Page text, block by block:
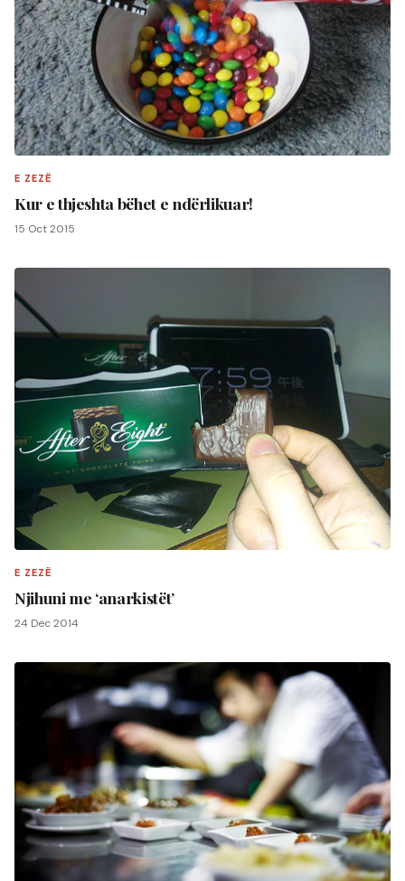
E ZEZË
Kur e thjeshta bëhet e ndërlikuar!
15 Oct 2015
E ZEZË
Njihuni me ‘anarkistët’
24 Dec 2014